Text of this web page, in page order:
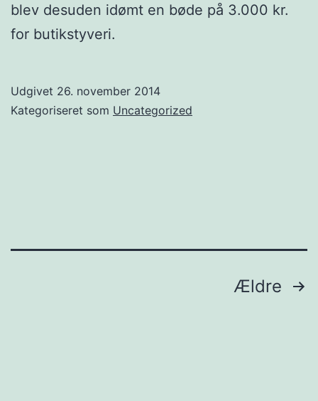
blev desuden idømt en bøde på 3.000 kr.
for butikstyveri.
Udgivet 26. november 2014
Kategoriseret som Uncategorized
Ældre